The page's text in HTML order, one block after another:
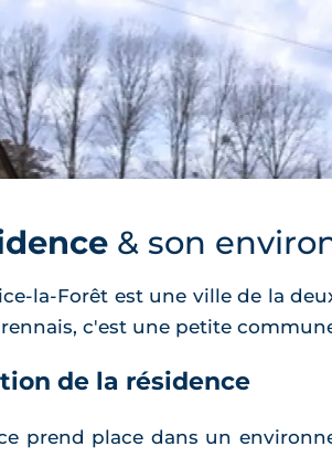
& son
la-Forêt est une ville de la
c'est une petite
de la résidence
prend place dans un